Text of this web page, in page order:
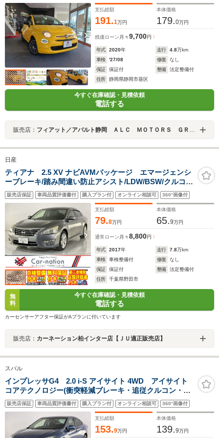
支払総額
191.1万円
本体価格
179.0万円
残価ローン 月々9,700円
年式 2020年 走行 4.8万km
車検
'27/08 修復
なし
保証
保証付 整備
法定整備付
住所
静岡県静岡市葵区
今すぐ在庫確認・見積依頼
電話する
販売店： フィアット／アバルト静岡 ＡＬＣ ＭＯＴＯＲＳ ＧＲＯＵＰ
日産
ティアナ 2.5 XV ナビAVMパッケージ エマージェンシ
ーブレーキ/踏み間違い防止アシスト/LDW/BSW/クルコ
ン/HIDヘッド・Fフォグ/黒革シート/Pシート/シートエア
コン/Pオットマン/コネクトナビゲーション/アラウンドビ
ュー/フルセグTV/DVD/Bluetooth/ETC
販売店保証 車両品質評価書付 購入プラン付 オンライン相談可 360°画像付
支払総額
79.8万円
本体価格
65.9万円
通常ローン 月々8,800円
年式 2017年 走行 7.8万km
車検
車検整備付 修復
なし
保証
保証付 整備
法定整備付
住所
千葉県野田市
無
料
今すぐ在庫確認・見積依頼
電話する
カーセンサーアフター保証がAプランに付いています
販売店： カーネーション柏インター店【ＪＵ適正販売店】
スバル
インプレッサG4 2.0 i-S アイサイト 4WD アイサイト
コアテクノロジー(衝突軽減ブレーキ・追従クルコン・誤
発進抑制・アクティブレーンキープ)/LEDヘッドランプ/左
右独立AAC/前席パワーシート/カロッツェリアナビ/バッ
クカメラ/純正ドラレコ/ETC2.0
販売店保証 車両品質評価書付 購入プラン付 オンライン相談可 360°画像付
支払総額
153.9万円
本体価格
139.9万円